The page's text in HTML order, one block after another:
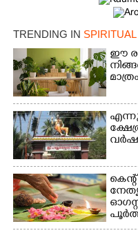
TRENDING IN SPIRITUAL
ഈ